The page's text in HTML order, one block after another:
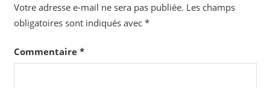
Votre adresse e-mail ne sera pas publiée. Les champs
obligatoires sont indiqués avec *
Commentaire *